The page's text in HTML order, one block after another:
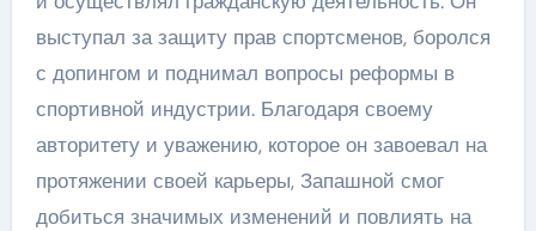
выступал за защиту прав спортсменов, боролся
с допингом и поднимал вопросы реформы в
спортивной индустрии. Благодаря своему
авторитету и уважению, которое он завоевал на
протяжении своей карьеры, Запашной смог
добиться значимых изменений и повлиять на